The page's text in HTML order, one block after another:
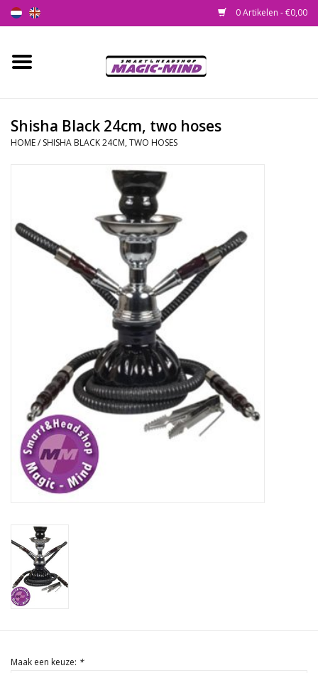
0 Artikelen - €0,00
Home
Smartshop
SEEDSHOP
Health Supplies
Rituals & Wierook
Shisha Black 24cm, two hoses
HOME/ SHISHA BLACK 24CM, TWO HOSES
Maak een keuze: *